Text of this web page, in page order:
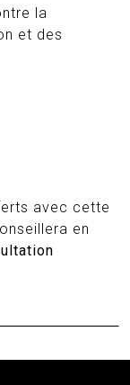
la
et des
avec cette
en